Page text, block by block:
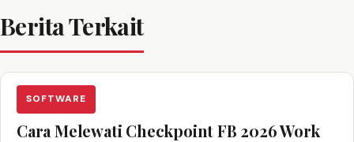
Berita Terkait
SOFTWARE
Cara Melewati Checkpoint FB 2026 Work